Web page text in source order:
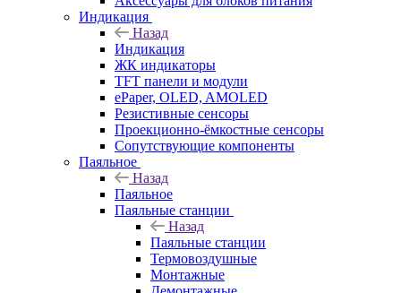
Индикация
Назад
Индикация
ЖК индикаторы
TFT панели и модули
ePaper, OLED, AMOLED
Резистивные сенсоры
Проекционно-ёмкостные сенсоры
Сопутствующие компоненты
Паяльное
Назад
Паяльное
Паяльные станции
Назад
Паяльные станции
Термовоздушные
Монтажные